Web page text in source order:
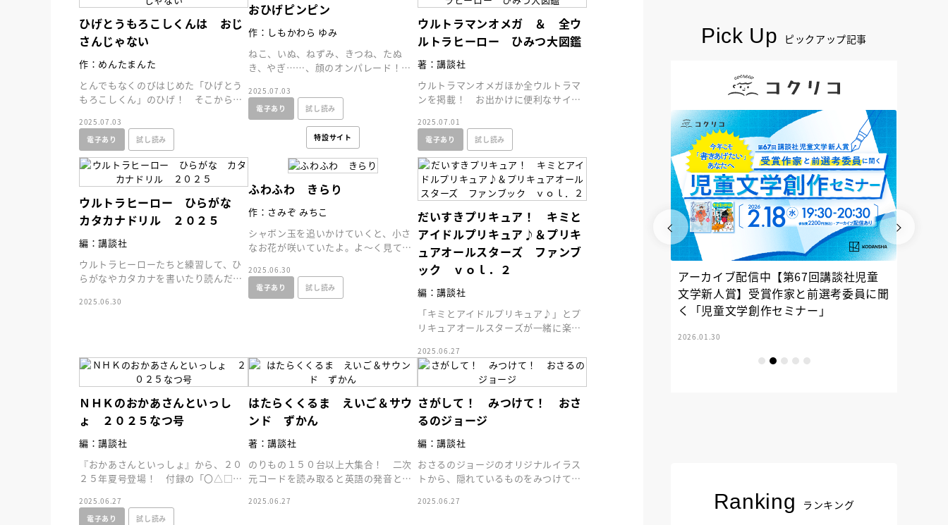
ひげとうもろこしくんは おじ
さんじゃない
作：めんたまんた
とんでもなくのびはじめた「ひげとう
もろこしくん」のひげ！ そこから巻
笑えるユーモア絵本。
2025.07.03
電子あり
試し読み
おひげピンピン
作：しもかわら ゆみ
ねこ、いぬ、ねずみ、きつね、たぬ
き、やぎ……、顔のオンパレード！
たっぷり見られる絵本。
2025.07.03
電子あり
試し読み
特設サイト
ウルトラマンオメガ ＆ 全ウ
ルトラヒーロー ひみつ大図鑑
著：講談社
ウルトラマンオメガほか全ウルトラマ
ンを掲載！ お出かけに便利なサイズ
べてが分かる！
2025.07.01
電子あり
試し読み
ウルトラヒーロー ひらがな
カタカナドリル ２０２５
編：講談社
ウルトラヒーローたちと練習して、ひ
らがなやカタカナを書いたり読んだり
2025.06.30
ふわふわ きらり
作：さみぞ みちこ
シャボン玉を追いかけていくと、小さ
なお花が咲いていたよ。よ～く見てみ
2025.06.30
電子あり
試し読み
だいすきプリキュア！ キミと
アイドルプリキュア♪＆プリキ
ュアオールスターズ ファンブ
ック ｖｏｌ．２
編：講談社
「キミとアイドルプリキュア♪」とプ
リキュアオールスターズが一緒に楽し
ジナル玩具つき！
2025.06.27
ＮＨＫのおかあさんといっし
ょ ２０２５なつ号
編：講談社
『おかあさんといっしょ』から、２０
２５年夏号登場！ 付録の「〇△□ス
３つセット！
2025.06.27
電子あり
試し読み
はたらくくるま えいご＆サウ
ンド ずかん
著：講談社
のりもの１５０台以上大集合！ 二次
元コードを読み取ると英語の発音と車
2025.06.27
さがして！ みつけて！ おさ
るのジョージ
編：講談社
おさるのジョージのオリジナルイラス
トから、隠れているものをみつけて遊
2025.06.27
Pick Up ピックアップ記事
『NO.６再会』（あさのあつこ）特設サ
イト ＃４ 2026年９月30日発売決定！
フリースクールという選択
アーカイブ配信中【第67回講談社児童
文学新人賞】受賞作家と前選考委員に聞
く「児童文学創作セミナー」
2026.01.30
Ranking ランキング